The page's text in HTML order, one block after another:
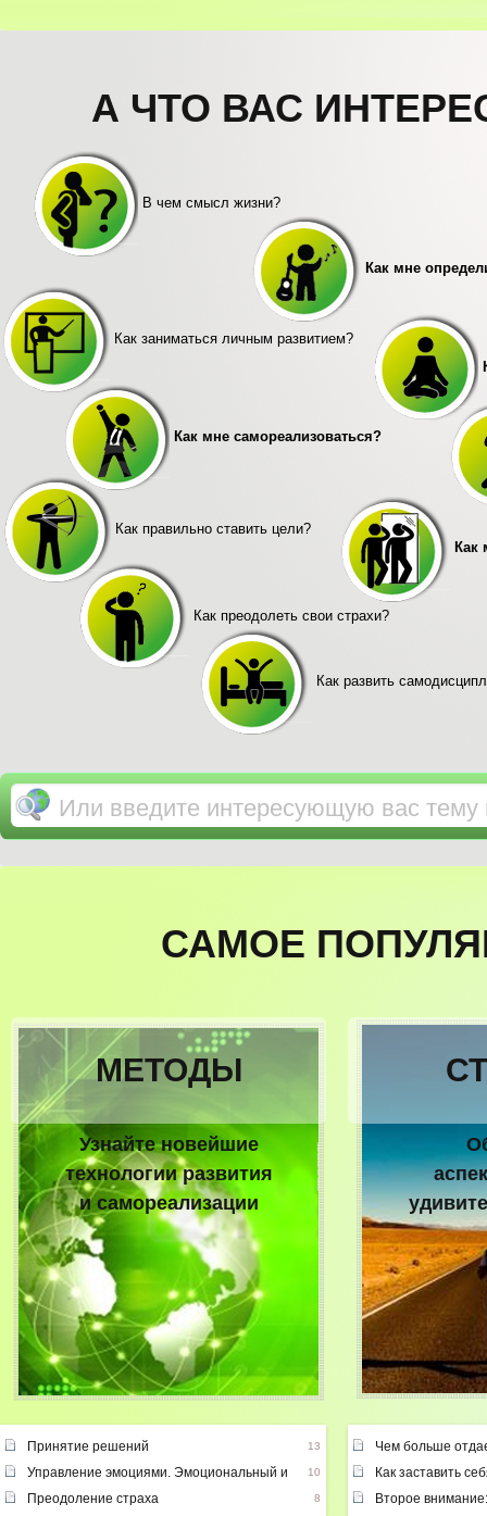
А ЧТО ВАС
В чем смысл жизни?
Как мне
Как заниматься личным развитием?
Как мне самореализоваться?
Как правильно ставить цели?
Как
Как преодолеть свои страхи?
Как развить
САМОЕ
МЕТОДЫ
Узнайте новейшие
технологии развития
и самореализации
Принятие решений 13
Управление эмоциями. Эмоциональный интеллект
10
Преодоление страха 8
Чем больше
Как заставить
Второе